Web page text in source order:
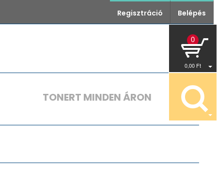
Regisztráció Belépés
0
0,00 Ft
TONERT MINDEN ÁRON